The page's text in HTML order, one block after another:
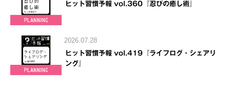
ヒット習慣予報 vol.360『忍びの癒し術』
2026.07.28
ヒット習慣予報 vol.419『ライフログ・シェアリ
ング』